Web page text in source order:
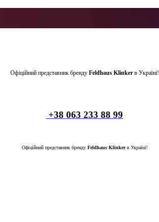
Офіційний представник бренду Feldhaus Klinkerв Україні!
+38 063 233 88 99
Офіційний представник бренду Feldhaus Klinkerв Україні!